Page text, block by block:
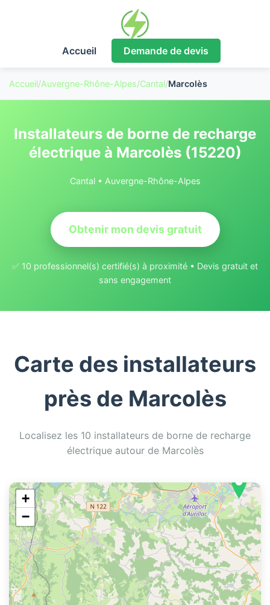
Accueil Demande de devis
Accueil/Auvergne-Rhône-Alpes/Cantal/Marcolès
Installateurs de borne de recharge
électrique à Marcolès (15220)
Cantal • Auvergne-Rhône-Alpes
Obtenir mon devis gratuit
✅ 10 professionnel(s) certifié(s) à proximité • Devis gratuit et
sans engagement
Carte des installateurs
près de Marcolès
Localisez les 10 installateurs de borne de recharge
électrique autour de Marcolès
+
−